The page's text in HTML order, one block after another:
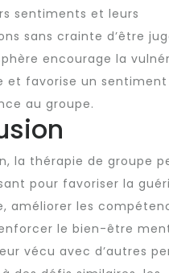
sentiments et leurs
sans crainte d’être
encourage la
et favorise un sentiment
au groupe.
la thérapie de groupe
pour favoriser la
améliorer les
le bien-être
vécu avec d’autres